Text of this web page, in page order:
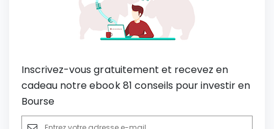
Inscrivez-vous gratuitement et recevez en
cadeau notre ebook 81 conseils pour investir en
Bourse